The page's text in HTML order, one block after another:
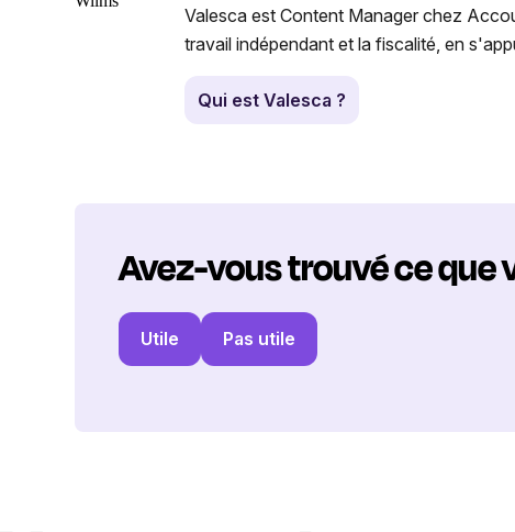
Valesca est Content Manager chez
travail indépendant et la fiscalité, en
Qui est Valesca ?
Avez-vous trouvé ce que
Utile Pas utile